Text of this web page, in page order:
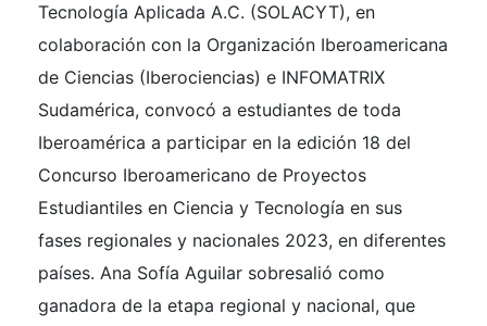
Tecnología Aplicada A.C. (SOLACYT), en
colaboración con la Organización Iberoamericana
de Ciencias (Iberociencias) e INFOMATRIX
Sudamérica, convocó a estudiantes de toda
Iberoamérica a participar en la edición 18 del
Concurso Iberoamericano de Proyectos
Estudiantiles en Ciencia y Tecnología en sus
fases regionales y nacionales 2023, en diferentes
países. Ana Sofía Aguilar sobresalió como
ganadora de la etapa regional y nacional, que